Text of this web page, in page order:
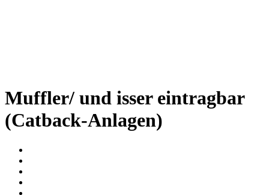
Muffler/ und isser eintragbar
(Catback-Anlagen)